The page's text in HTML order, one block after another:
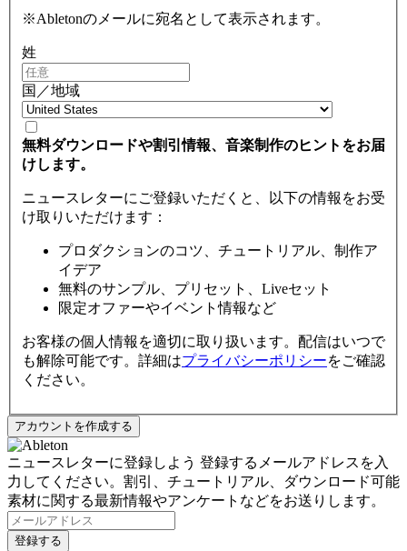
※Abletonのメールに宛名として表示されます。
姓
国／地域
無料ダウンロードや割引情報、音楽制作のヒントをお届
けします。
ニュースレターにご登録いただくと、以下の情報をお受
け取りいただけます：
プロダクションのコツ、チュートリアル、制作ア
イデア
無料のサンプル、プリセット、Liveセット
限定オファーやイベント情報など
お客様の個人情報を適切に取り扱います。配信はいつで
も解除可能です。詳細はプライバシーポリシーをご確認
ください。
ニュースレターに登録しよう 登録するメールアドレスを入
力してください。割引、チュートリアル、ダウンロード可能
素材に関する最新情報やアンケートなどをお送りします。